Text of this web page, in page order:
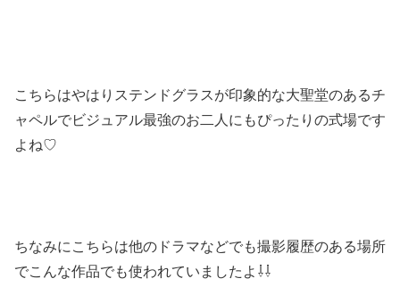
こちらはやはりステンドグラスが印象的な大聖堂のあるチ
ャペルでビジュアル最強のお二人にもぴったりの式場です
よね♡
ちなみにこちらは他のドラマなどでも撮影履歴のある場所
でこんな作品でも使われていましたよ⇩⇩